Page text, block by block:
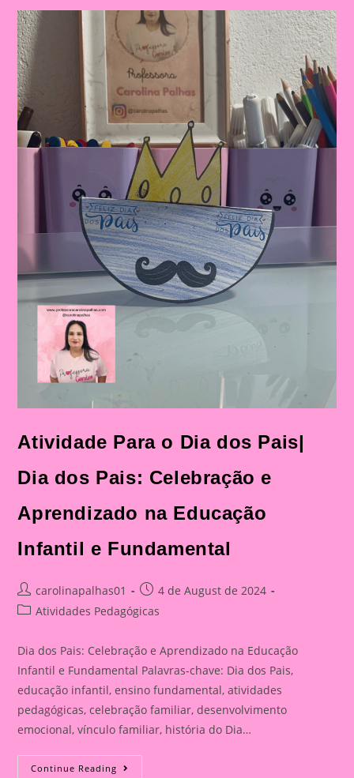
Pais
|
Dia
Dos
Pais:
Celebrando
Importância
Da
Figura
Paterna
Atividade Para o Dia dos Pais|
Dia dos Pais: Celebração e
Aprendizado na Educação
Infantil e Fundamental
Post
author:
carolinapalhas01
Post
published:
4 de August de 2024
PostAtividades Pedagógicas
Dia dos Pais: Celebração e Aprendizado na Educação
Infantil e Fundamental Palavras-chave: Dia dos Pais,
educação infantil, ensino fundamental, atividades
pedagógicas, celebração familiar, desenvolvimento
emocional, vínculo familiar, história do Dia…
Continue Reading Atividade